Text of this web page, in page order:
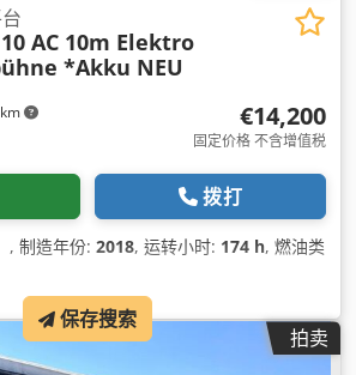
AC 10m Elektro
*Akku NEU
€14,200
固定价格 不含增值税
拨打
, 制造年份: 2018, 运转小时: 174 h, 燃油类
拍卖
保存搜索